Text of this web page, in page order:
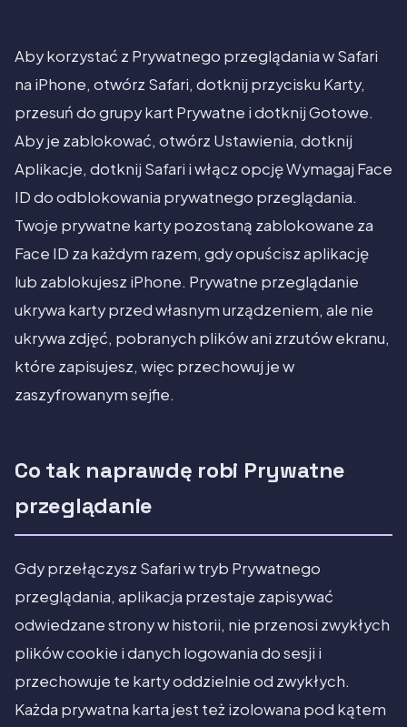
Aby korzystać z Prywatnego przeglądania w Safari
na iPhone, otwórz Safari, dotknij przycisku Karty,
przesuń do grupy kart Prywatne i dotknij Gotowe.
Aby je zablokować, otwórz Ustawienia, dotknij
Aplikacje, dotknij Safari i włącz opcję Wymagaj Face
ID do odblokowania prywatnego przeglądania.
Twoje prywatne karty pozostaną zablokowane za
Face ID za każdym razem, gdy opuścisz aplikację
lub zablokujesz iPhone. Prywatne przeglądanie
ukrywa karty przed własnym urządzeniem, ale nie
ukrywa zdjęć, pobranych plików ani zrzutów ekranu,
które zapisujesz, więc przechowuj je w
zaszyfrowanym sejfie.
Co tak naprawdę robi Prywatne
przeglądanie
Gdy przełączysz Safari w tryb Prywatnego
przeglądania, aplikacja przestaje zapisywać
odwiedzane strony w historii, nie przenosi zwykłych
plików cookie i danych logowania do sesji i
przechowuje te karty oddzielnie od zwykłych.
Każda prywatna karta jest też izolowana pod kątem